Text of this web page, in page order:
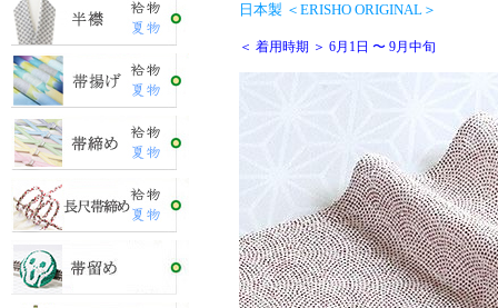
日本製 ＜ERISHO ORIGINAL＞
＜ 着用時期 ＞ 6月1日 〜 9月中旬